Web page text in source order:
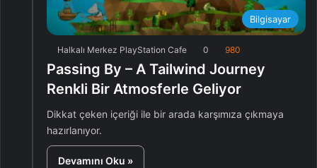
Bilgisayar
Halkalı Merkez PlayStation Cafe 0 980
Passing By – A Tailwind Journey
Renkli Bir Atmosferle Geliyor
Dikkat çeken içeriği ile bir arada karşımıza çıkmaya
hazırlanıyor.
Devamını Oku »